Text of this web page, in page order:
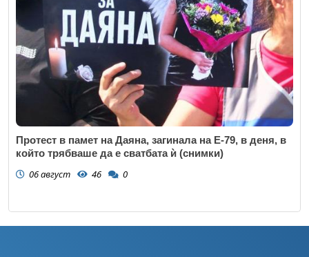
Протест в памет на Даяна, загинала на Е-79, в деня, в
който трябваше да е сватбата ѝ (снимки)
06 август 46 0